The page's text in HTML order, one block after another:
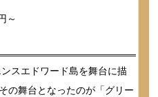
～
スエドワード島を舞台に描
の舞台となったのが「グリー